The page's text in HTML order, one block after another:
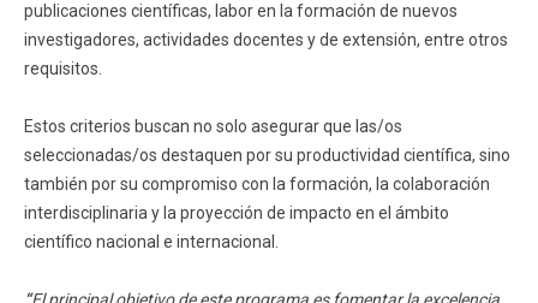
publicaciones científicas, labor en la formación de nuevos
investigadores, actividades docentes y de extensión, entre otros
requisitos.
Estos criterios buscan no solo asegurar que las/os
seleccionadas/os destaquen por su productividad científica, sino
también por su compromiso con la formación, la colaboración
interdisciplinaria y la proyección de impacto en el ámbito
científico nacional e internacional.